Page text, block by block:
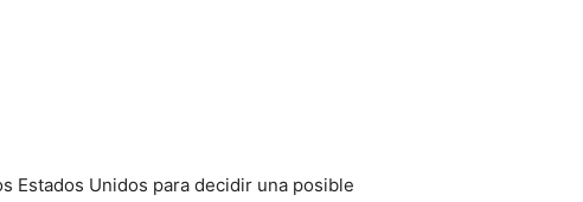
Estados Unidos para decidir una posible